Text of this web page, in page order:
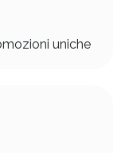
uniche